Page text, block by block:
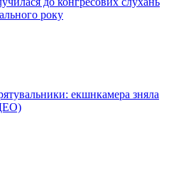
року
екшнкамера зняла